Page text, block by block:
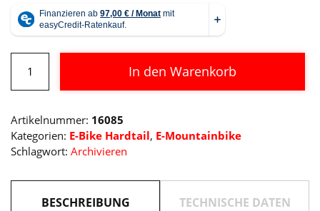
Reaction
Hybrid
750
Menge
In den Warenkorb
Artikelnummer: 16085
Kategorien: E-Bike Hardtail, E-Mountainbike
Schlagwort: Archivieren
BESCHREIBUNG TECHNISCHE DATEN